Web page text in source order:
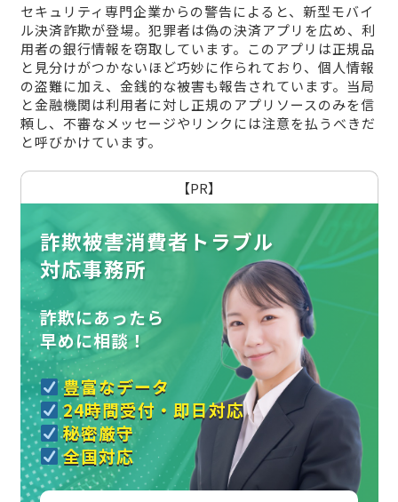
セキュリティ専門企業からの警告によると、新型モバイ
ル決済詐欺が登場。犯罪者は偽の決済アプリを広め、利
用者の銀行情報を窃取しています。このアプリは正規品
と見分けがつかないほど巧妙に作られており、個人情報
の盗難に加え、金銭的な被害も報告されています。当局
と金融機関は利用者に対し正規のアプリソースのみを信
頼し、不審なメッセージやリンクには注意を払うべきだ
と呼びかけています。
【PR】
詐欺被害消費者トラブル
対応事務所
詐欺にあったら
早めに相談！
豊富なデータ
24時間受付・即日対応
秘密厳守
全国対応